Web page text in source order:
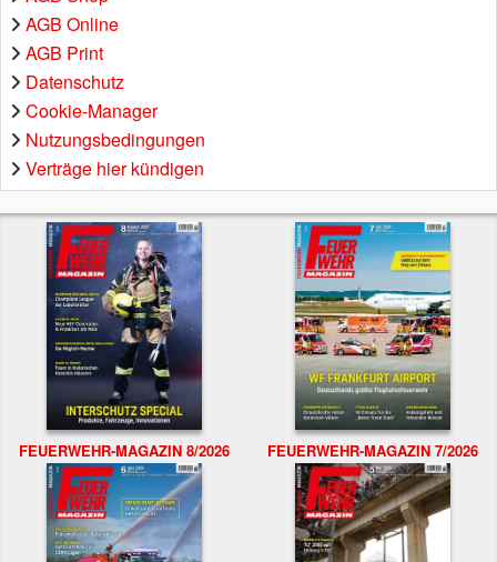
AGB Online
AGB Print
Datenschutz
Cookie-Manager
Nutzungsbedingungen
Verträge hier kündigen
FEUERWEHR-MAGAZIN 8/2026 FEUERWEHR-MAGAZIN 7/2026